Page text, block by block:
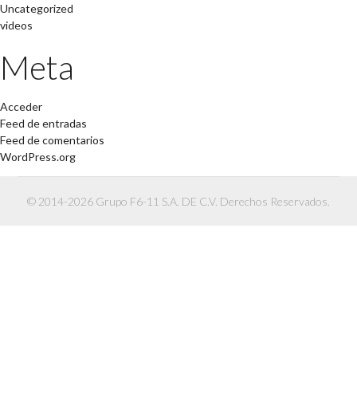
Uncategorized
videos
Meta
Acceder
Feed de entradas
Feed de comentarios
WordPress.org
© 2014-2026 Grupo F6-11 S.A. DE C.V. Derechos Reservados.